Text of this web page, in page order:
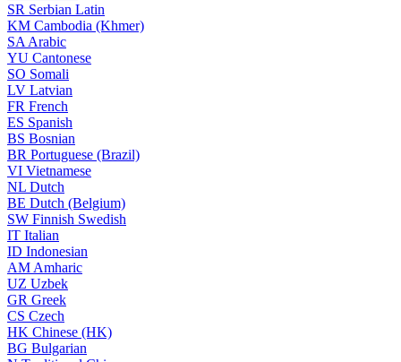
SR Serbian Latin
KM Cambodia (Khmer)
SA Arabic
YU Cantonese
SO Somali
LV Latvian
FR French
ES Spanish
BS Bosnian
BR Portuguese (Brazil)
VI Vietnamese
NL Dutch
BE Dutch (Belgium)
SW Finnish Swedish
IT Italian
ID Indonesian
AM Amharic
UZ Uzbek
GR Greek
CS Czech
HK Chinese (HK)
BG Bulgarian